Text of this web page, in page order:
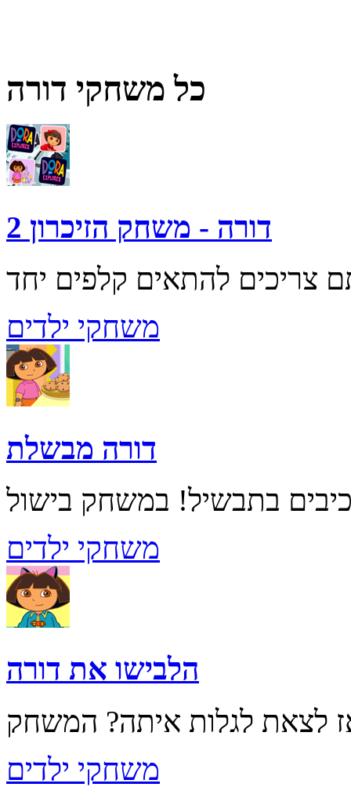
כל משחקי דורה
דורה - משחק הזיכרון 2
משחקי ילדים
דורה מבשלת
משחקי ילדים
הלבישו את דורה
משחקי ילדים